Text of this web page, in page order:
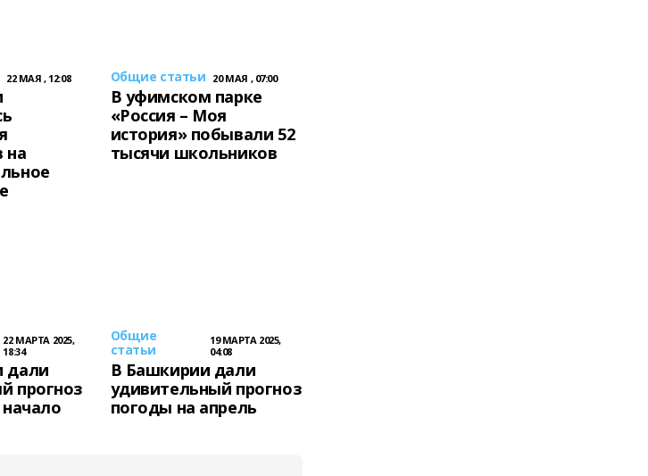
22 МАЯ , 12:08
на
Общие статьи 20 МАЯ , 07:00
В уфимском парке
«Россия – Моя
история» побывали 52
тысячи школьников
22 МАРТА 2025,
18:34
дали
прогноз
Общие
статьи
19 МАРТА 2025,
04:08
В Башкирии дали
удивительный прогноз
погоды на апрель